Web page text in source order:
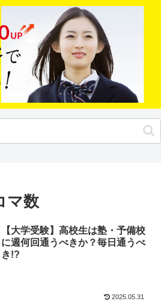
マ数
【大学受験】高校生は塾・予備校
に週何回通うべきか？毎日通うべ
き!?
2025.05.31